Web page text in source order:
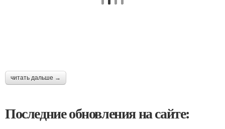
читать дальше →
Последние обновления на сайте: